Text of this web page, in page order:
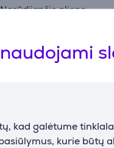
kad galėtume
kurie būtų
Nerūdijančio plieno